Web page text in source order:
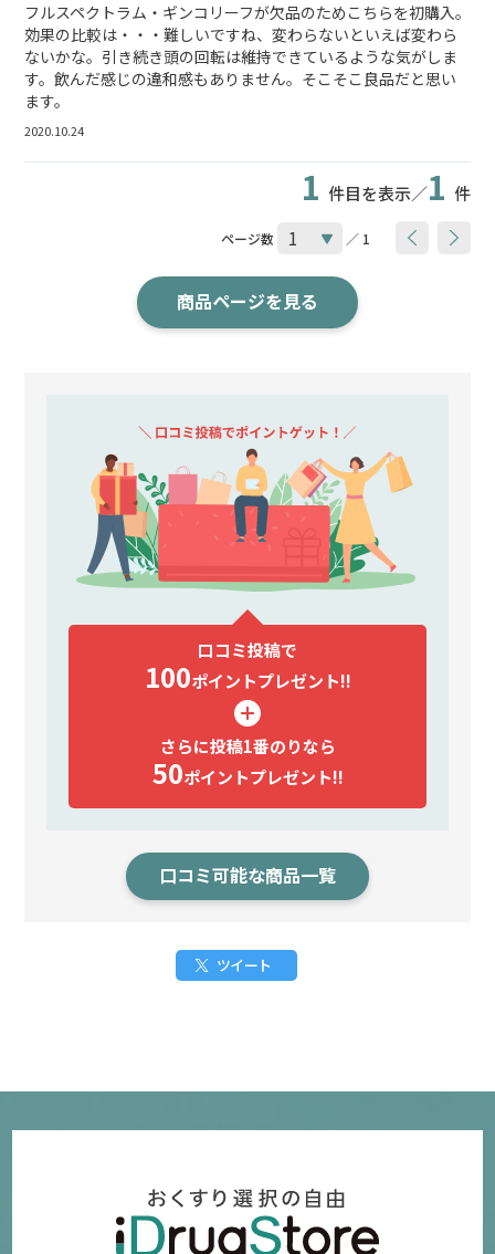
フルスペクトラム・ギンコリーフが欠品のためこちらを初購入。
効果の比較は・・・難しいですね、変わらないといえば変わら
ないかな。引き続き頭の回転は維持できているような気がしま
す。飲んだ感じの違和感もありません。そこそこ良品だと思い
ます。
2020.10.24
1 件目を表示／1 件
ページ数 ／ 1
商品ページを見る
口コミ投稿で
100ポイントプレゼント!!
さらに投稿1番のりなら
50ポイントプレゼント!!
口コミ可能な商品一覧
ツイート